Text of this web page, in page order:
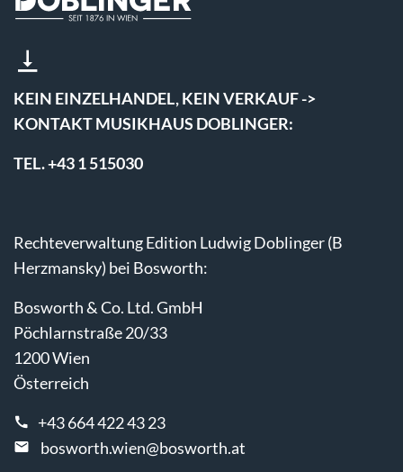
KEIN EINZELHANDEL, KEIN VERKAUF ->
KONTAKT MUSIKHAUS DOBLINGER:
TEL. +43 1 515030
Rechteverwaltung Edition Ludwig Doblinger (B
Herzmansky) bei Bosworth:
Bosworth & Co. Ltd. GmbH
Pöchlarnstraße 20/33
1200 Wien
Österreich
+43 664 422 43 23
bosworth.wien@bosworth.at